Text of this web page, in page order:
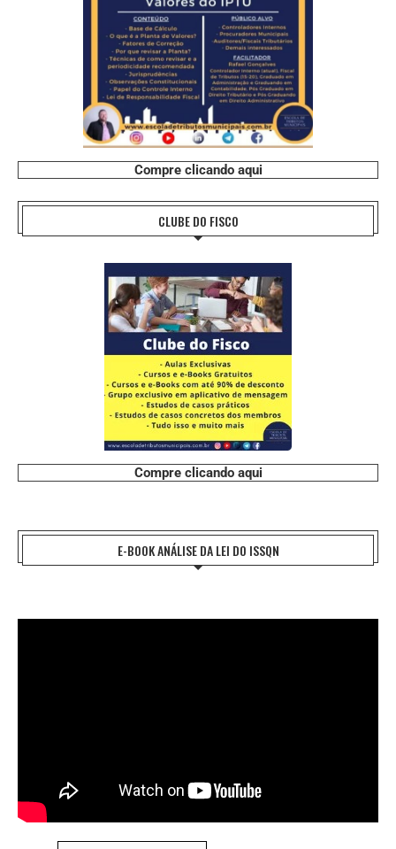
Compre clicando aqui
CLUBE DO FISCO
Compre clicando aqui
E-BOOK ANÁLISE DA LEI DO ISSQN